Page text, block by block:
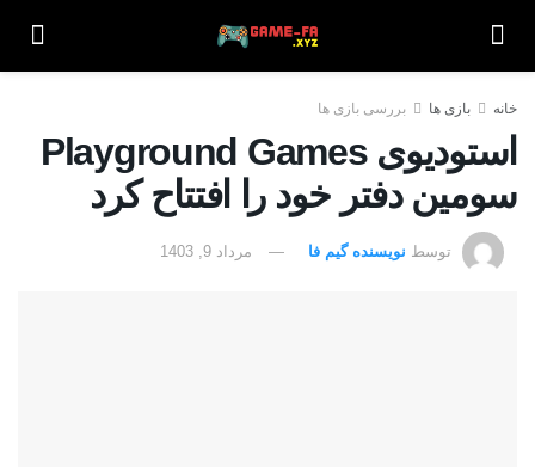
خانه بازی ها بررسی بازی ها
استودیوی Playground Games
سومین دفتر خود را افتتاح کرد
توسط نویسنده گیم فا مرداد 9, 1403